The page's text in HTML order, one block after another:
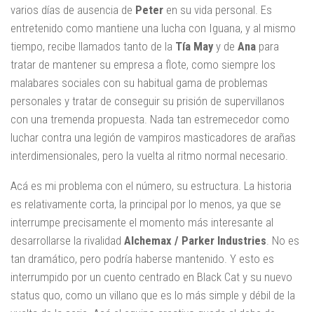
varios días de ausencia de Peter en su vida personal. Es
entretenido como mantiene una lucha con Iguana, y al mismo
tiempo, recibe llamados tanto de la Tía May y de Ana para
tratar de mantener su empresa a flote, como siempre los
malabares sociales con su habitual gama de problemas
personales y tratar de conseguir su prisión de supervillanos
con una tremenda propuesta. Nada tan estremecedor como
luchar contra una legión de vampiros masticadores de arañas
interdimensionales, pero la vuelta al ritmo normal necesario.
Acá es mi problema con el número, su estructura. La historia
es relativamente corta, la principal por lo menos, ya que se
interrumpe precisamente el momento más interesante al
desarrollarse la rivalidad Alchemax / Parker Industries . No es
tan dramático, pero podría haberse mantenido. Y esto es
interrumpido por un cuento centrado en Black Cat y su nuevo
status quo, como un villano que es lo más simple y débil de la